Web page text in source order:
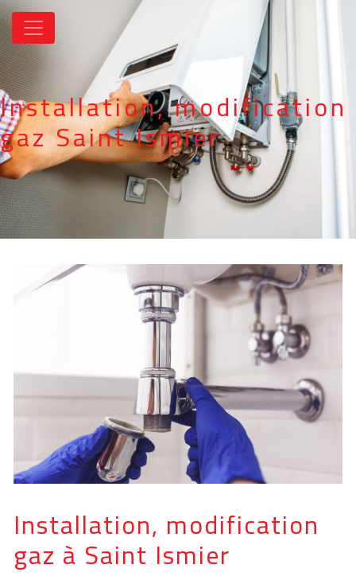
Panneau de gestion des cookies
Installation, modification
gaz Saint Ismier
Installation, modification
gaz à Saint Ismier